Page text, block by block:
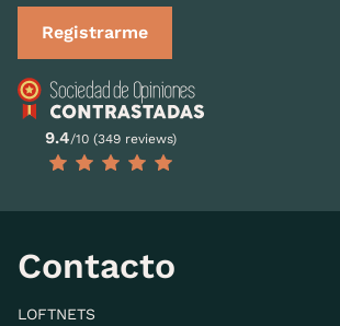
Registrarme
9.4/10 (349 reviews)
Contacto
LOFTNETS